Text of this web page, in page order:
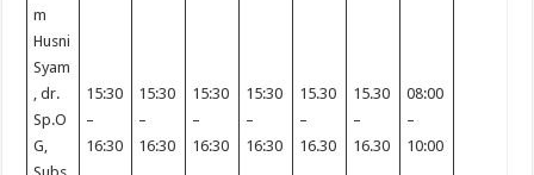
m
Husni
Syam
, dr.
Sp.O
G,
15:30
–
16:30
15:30
–
16:30
15:30
–
16:30
15:30
–
16:30
15.30
–
16.30
15.30
–
16.30
08:00
–
10:00